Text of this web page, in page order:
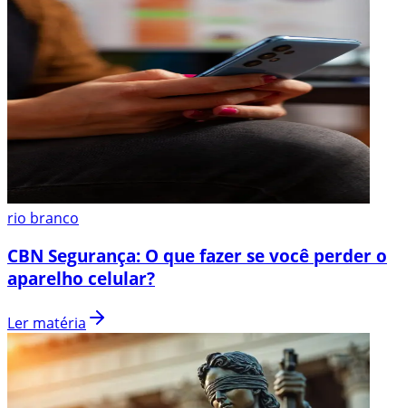
rio branco
CBN Segurança: O que fazer se você perder o
aparelho celular?
Ler matéria